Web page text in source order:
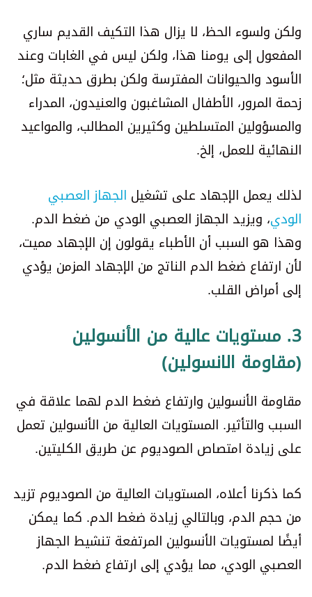
ولكن ولسوء الحظ، لا يزال هذا التكيف القديم ساري
المفعول إلى يومنا هذا، ولكن ليس في الغابات وعند
الأسود والحيوانات المفترسة ولكن بطرق حديثة مثل؛
زحمة المرور، الأطفال المشاغبون والعنيدون، المدراء
والمسؤولين المتسلطين وكثيرين المطالب، والمواعيد
النهائية للعمل، إلخ.
لذلك يعمل الإجهاد على تشغيل الجهاز العصبي
الودي، ويزيد الجهاز العصبي الودي من ضغط الدم.
وهذا هو السبب أن الأطباء يقولون إن الإجهاد مميت،
لأن ارتفاع ضغط الدم الناتج من الإجهاد المزمن يؤدي
إلى أمراض القلب.
3. مستويات عالية من الأنسولين
(مقاومة الانسولين)
مقاومة الأنسولين وارتفاع ضغط الدم لهما علاقة في
السبب والتأثير. المستويات العالية من الأنسولين تعمل
على زيادة امتصاص الصوديوم عن طريق الكليتين.
كما ذكرنا أعلاه، المستويات العالية من الصوديوم تزيد
من حجم الدم، وبالتالي زيادة ضغط الدم. كما يمكن
أيضًا لمستويات الأنسولين المرتفعة تنشيط الجهاز
العصبي الودي، مما يؤدي إلى ارتفاع ضغط الدم.